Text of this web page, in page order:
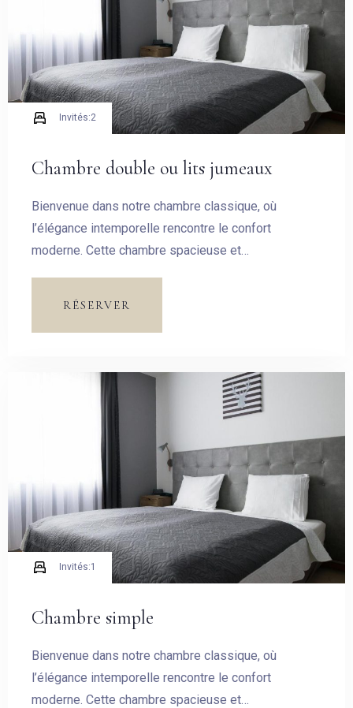
Chambre double ou lits jumeaux
Bienvenue dans notre chambre classique, où
l’élégance intemporelle rencontre le confort
moderne. Cette chambre spacieuse et
Invités:2
RÉSERVER
Chambre simple
Bienvenue dans notre chambre classique, où
l’élégance intemporelle rencontre le confort
moderne. Cette chambre spacieuse et
Invités:1
Invités:
1
CHERCHER